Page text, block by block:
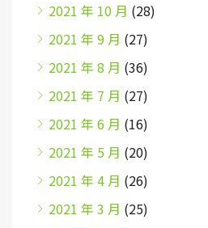
2021 年 10 月 (28)
2021 年 9 月 (27)
2021 年 8 月 (36)
2021 年 7 月 (27)
2021 年 6 月 (16)
2021 年 5 月 (20)
2021 年 4 月 (26)
2021 年 3 月 (25)